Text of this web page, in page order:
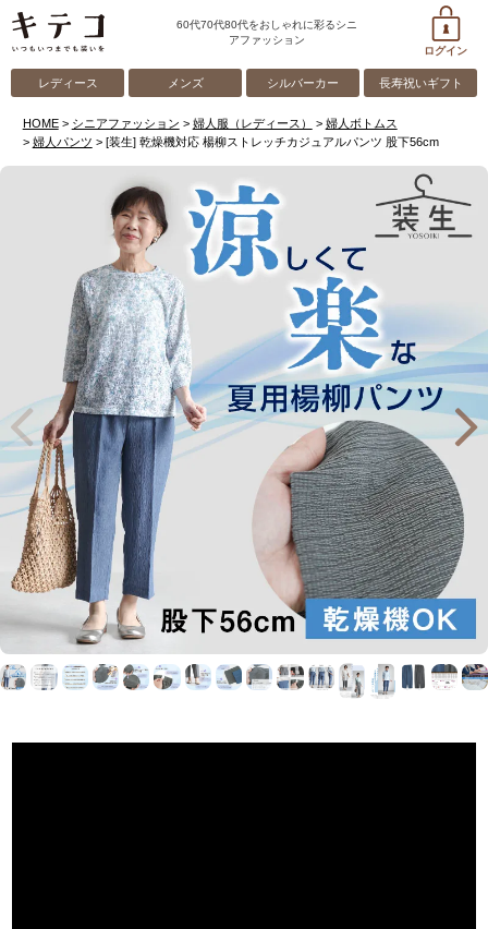
60代70代80代をおしゃれに彩るシニ
アファッション
ログイン
レディース メンズ シルバーカー 長寿祝いギフト
HOME シニアファッション 婦人服（レディース）
婦人ボトムス
婦人パンツ
[装生] 乾燥機対応 楊柳ストレッチカジュアルパンツ 股下56cm